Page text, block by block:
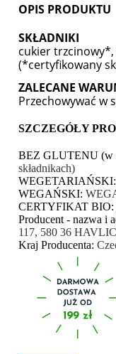
OPIS PRODUKTU
SKŁADNIKI
cukier
(*certyfikowany
ZALECANE
Przechowywać w
SZCZEGÓŁY
BEZ GLUTENU (w
składnikach)
WEGETARIAŃSKI:
WEGAŃSKI:
CERTYFIKAT BIO:
Producent - nazwa i
117, 580 36
Kraj Producenta: